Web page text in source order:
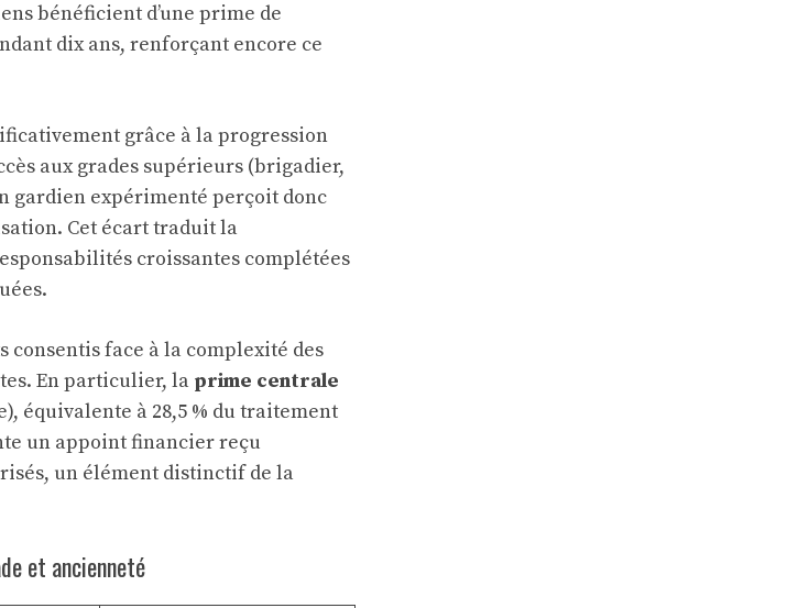
bénéficient d’une prime de
dix ans, renforçant encore ce
grâce à la progression
aux grades supérieurs (brigadier,
gardien expérimenté perçoit donc
Cet écart traduit la
croissantes complétées
consentis face à la complexité des
En particulier, la prime centrale
équivalente à 28,5 % du traitement
un appoint financier reçu
un élément distinctif de la
et ancienneté